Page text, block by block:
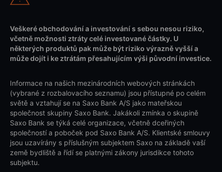
Veškeré obchodování a investování s sebou nesou riziko,
včetně možnosti ztráty celé investované částky. U
některých produktů pak může být riziko výrazně vyšší a
může dojít i ke ztrátám přesahujícím výši původní investice.
Informace na našich mezinárodních webových stránkách
(vybrané z rozbalovacího seznamu) jsou přístupné po celém
světě a vztahují se na Saxo Bank A/S jako mateřskou
společnost skupiny Saxo Bank. Jakákoli zmínka o skupině
Saxo Bank se týká celé organizace, včetně dceřiných
společností a poboček pod Saxo Bank A/S. Klientské smlouvy
jsou uzavírány s příslušným subjektem Saxo na základě vaší
země bydliště a řídí se platnými zákony jurisdikce tohoto
subjektu.